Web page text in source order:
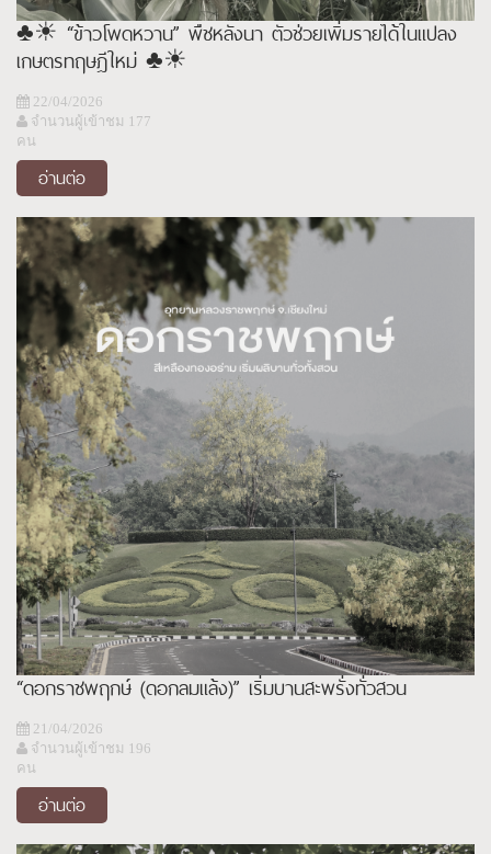
♣︎☀ “ข้าวโพดหวาน” พืชหลังนา ตัวช่วยเพิ่มรายได้ในแปลง
เกษตรทฤษฎีใหม่ ♣︎☀
22/04/2026
จำนวนผู้เข้าชม 177
คน
อ่านต่อ
“ดอกราชพฤกษ์ (ดอกลมแล้ง)” เริ่มบานสะพรั่งทั่วสวน
21/04/2026
จำนวนผู้เข้าชม 196
คน
อ่านต่อ